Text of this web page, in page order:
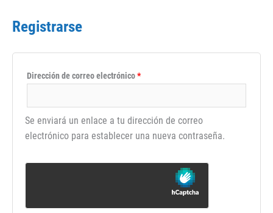
Registrarse
Dirección de correo electrónico*Obligatorio
Se enviará un enlace a tu dirección de correo
electrónico para establecer una nueva contraseña.